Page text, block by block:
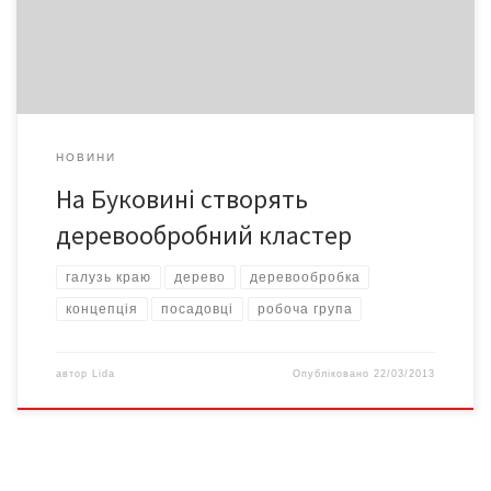
НОВИНИ
На Буковині створять
деревообробний кластер
галузь краю дерево деревообробка
концепція посадовці робоча група
автор Lida Опубліковано22/03/2013